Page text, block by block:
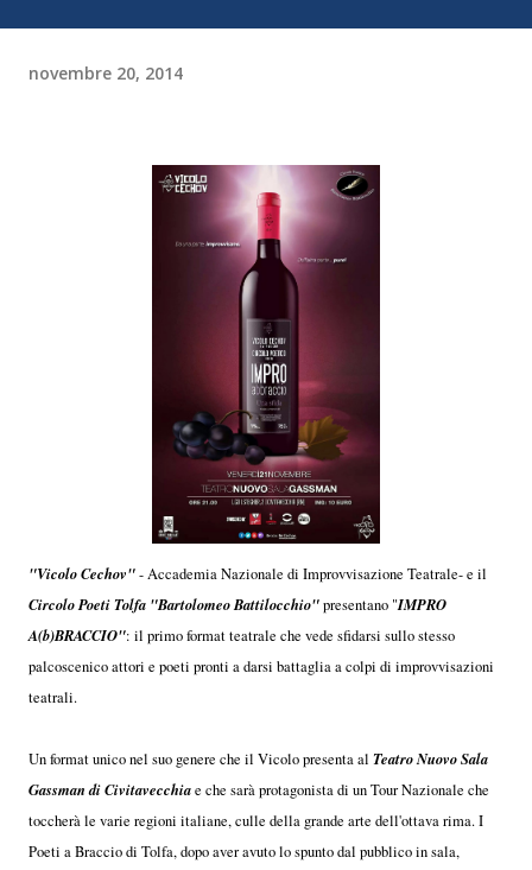
novembre 20, 2014
"Vicolo Cechov"- Accademia Nazionale di Improvvisazione Teatrale- e il
Circolo Poeti Tolfa "Bartolomeo Battilocchio"presentano "IMPRO
A(b)BRACCIO": il primo format teatrale che vede sfidarsi sullo stesso
palcoscenico attori e poeti pronti a darsi battaglia a colpi di improvvisazioni
teatrali.
Un format unico nel suo genere che il Vicolo presenta al Teatro Nuovo Sala
Gassman di Civitavecchiae che sarà protagonista di un Tour Nazionale che
toccherà le varie regioni italiane, culle della grande arte dell'ottava rima. I
Poeti a Braccio di Tolfa, dopo aver avuto lo spunto dal pubblico in sala,